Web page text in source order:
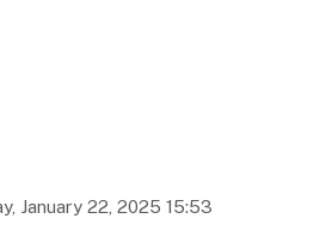
January 22, 2025 15:53